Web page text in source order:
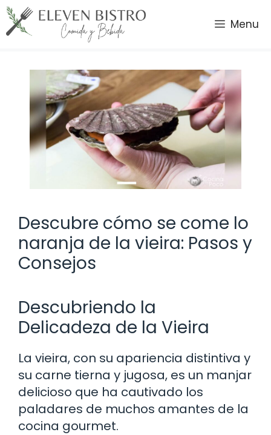
Saltar
al
contenido
Menu
Descubre cómo se come lo
naranja de la vieira: Pasos y
Consejos
Descubriendo la
Delicadeza de la Vieira
La vieira, con su apariencia distintiva y
su carne tierna y jugosa, es un manjar
delicioso que ha cautivado los
paladares de muchos amantes de la
cocina gourmet.